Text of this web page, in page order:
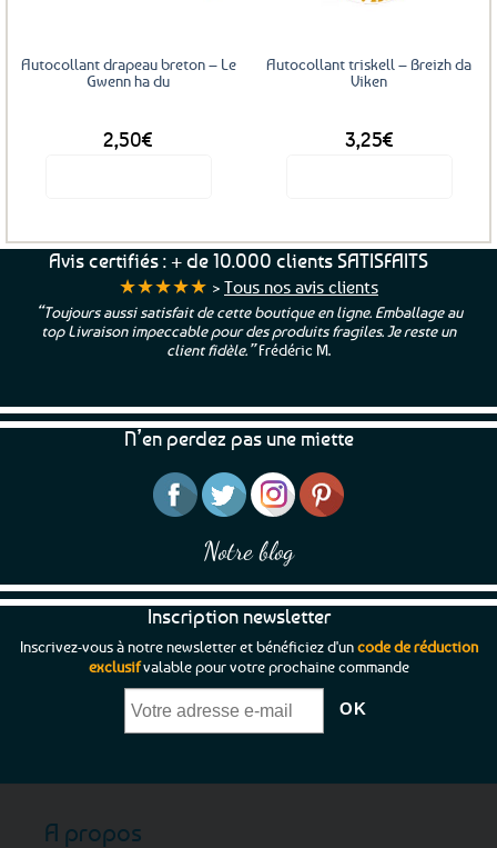
Autocollant drapeau breton – Le
Gwenn ha du
2,50€
variations.
choisies
Autocollant triskell – Breizh da
Viken
3,25€
a
plusieurs
variations.
Les
options
choisies
sur
page
du
produit
Avis certifiés : + de 10.000 clients SATISFAITS
★★★★★ > Tous nos avis clients
“Toujours aussi satisfait de cette boutique en ligne. Emballage au
top Livraison impeccable pour des produits fragiles. Je reste un
client fidèle.”Frédéric M.
N’en perdez pas une miette
Notre blog
Inscription newsletter
Inscrivez-vous à notre newsletter et bénéficiez d'uncode de réduction
exclusifvalable pour votre prochaine commande
A propos